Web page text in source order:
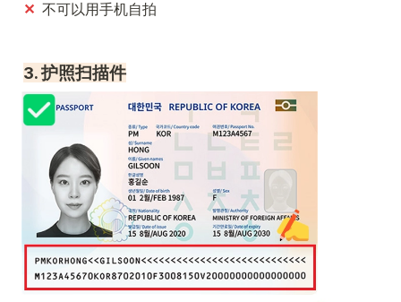
✕ 不可以用手机自拍
3. 护照扫描件